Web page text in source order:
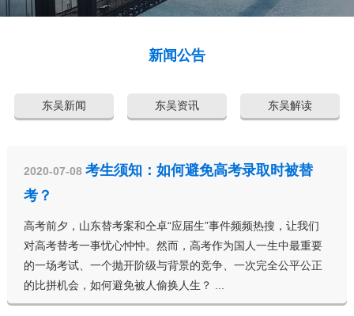
新闻公告
东吴新闻 东吴资讯 东吴解读
2020-07-08 考生须知：如何避免高考录取时被替
考？
高考前夕，山东替考案和仝卓“应届生”事件频频热搜，让我们
对高考替考一事忧心忡忡。然而，高考作为国人一生中最重要
的一场考试、一个抛开阶级与背景的竞争、一次完全公平公正
的比拼机会，如何避免被人偷换人生？ ...